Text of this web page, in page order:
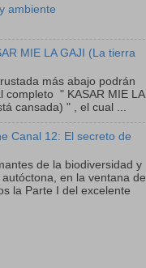
ambiente
MIE LA GAJI (La tierra
más abajo podrán
completo " KASAR MIE LA
cansada) " , el cual ...
Canal 12: El secreto de
de la biodiversidad y
en la ventana de
la Parte I del excelente